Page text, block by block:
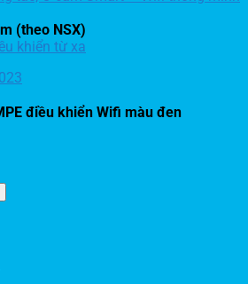
(theo NSX)
khiển từ xa
điều khiển Wifi màu đen